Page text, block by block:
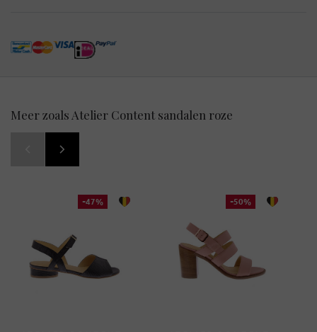
Meer zoals Atelier Content sandalen roze
-47% -50%